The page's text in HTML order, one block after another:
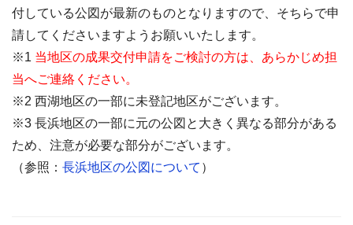
付している公図が最新のものとなりますので、そちらで申
請してくださいますようお願いいたします。
※1 当地区の成果交付申請をご検討の方は、あらかじめ担
当へご連絡ください。
※2 西湖地区の一部に未登記地区がございます。
※3 長浜地区の一部に元の公図と大きく異なる部分がある
ため、注意が必要な部分がございます。
（参照： 長浜地区の公図について ）